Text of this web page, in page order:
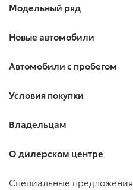
Модельный ряд
Новые автомобили
Автомобили с пробегом
Условия покупки
Владельцам
О дилерском центре
Специальные предложения